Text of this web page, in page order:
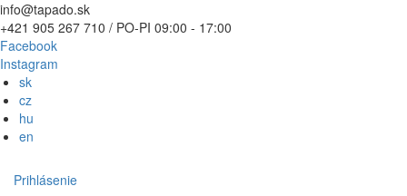
Skočiť
na
hlavný
obsah
info@tapado.sk
+421 905 267 710 / PO-PI 09:00 - 17:00
Facebook
Instagram
sk
cz
hu
en
Používateľské
Prihlásenie